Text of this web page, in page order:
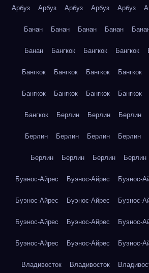
Арбуз Арбуз Арбуз Арбуз Арбуз
Банан Банан Банан Банан
Банан Бангкок Бангкок Бангкок
Бангкок Бангкок Бангкок Бангкок
Бангкок Бангкок Бангкок Бангкок
Бангкок Берлин Берлин Берлин
Берлин Берлин Берлин Берлин
Берлин Берлин Берлин Берлин
Буэнос-Айрес Буэнос-Айрес Буэнос-
Буэнос-Айрес Буэнос-Айрес Буэнос-
Буэнос-Айрес Буэнос-Айрес Буэнос-
Буэнос-Айрес Буэнос-Айрес Буэнос-
Владивосток Владивосток